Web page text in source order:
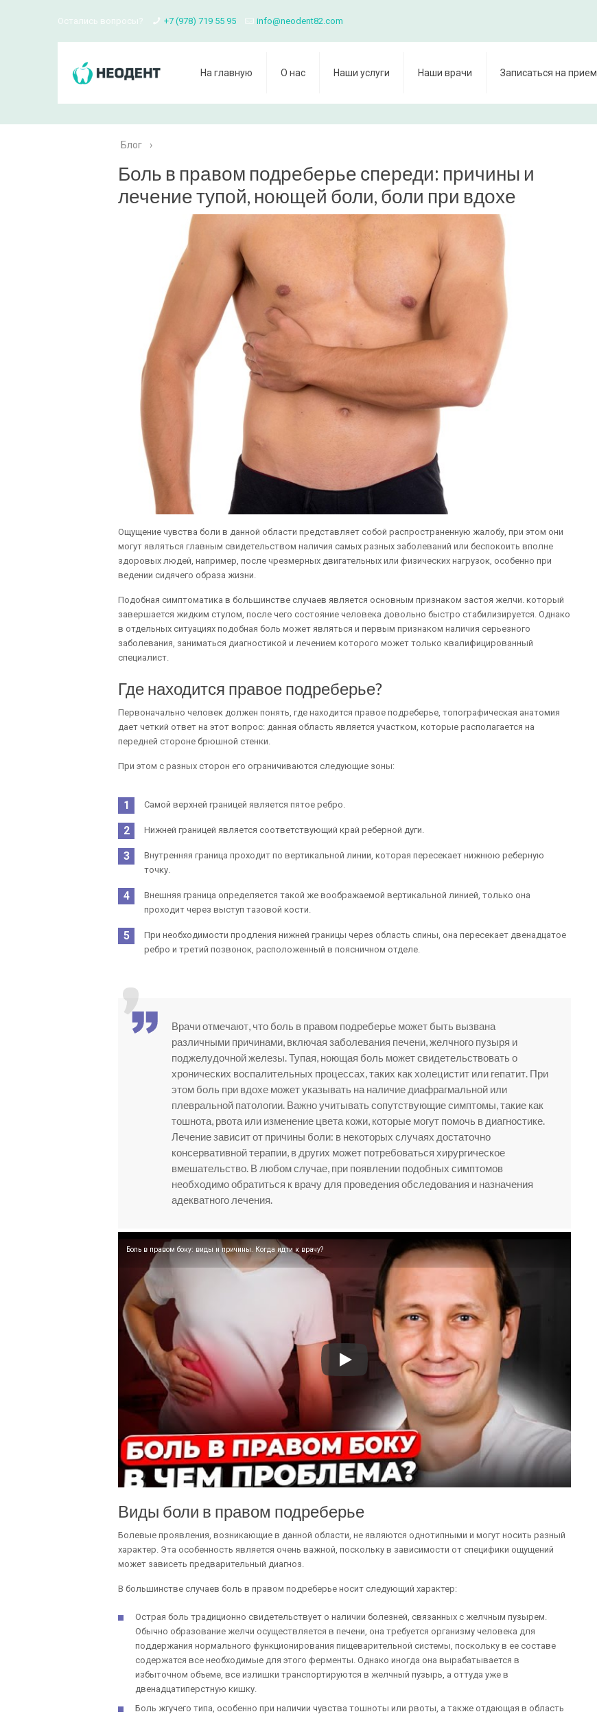
Остались вопросы? +7 (978) 719 55 95 info@neodent82.com
На главную О нас Наши услуги Наши врачи Записаться на прием
Блог ›
Боль в правом подреберье спереди: причины и
лечение тупой, ноющей боли, боли при вдохе
Ощущение чувства боли в данной области представляет собой распространенную жалобу, при этом они
могут являться главным свидетельством наличия самых разных заболеваний или беспокоить вполне
здоровых людей, например, после чрезмерных двигательных или физических нагрузок, особенно при
ведении сидячего образа жизни.
Подобная симптоматика в большинстве случаев является основным признаком застоя желчи. который
завершается жидким стулом, после чего состояние человека довольно быстро стабилизируется. Однако
в отдельных ситуациях подобная боль может являться и первым признаком наличия серьезного
заболевания, заниматься диагностикой и лечением которого может только квалифицированный
специалист.
Где находится правое подреберье?
Первоначально человек должен понять, где находится правое подреберье, топографическая анатомия
дает четкий ответ на этот вопрос: данная область является участком, которые располагается на
передней стороне брюшной стенки.
При этом с разных сторон его ограничиваются следующие зоны:
Самой верхней границей является пятое ребро.
Нижней границей является соответствующий край реберной дуги.
Внутренняя граница проходит по вертикальной линии, которая пересекает нижнюю реберную
точку.
Внешняя граница определяется такой же воображаемой вертикальной линией, только она
проходит через выступ тазовой кости.
При необходимости продления нижней границы через область спины, она пересекает двенадцатое
ребро и третий позвонок, расположенный в поясничном отделе.
Врачи отмечают, что боль в правом подреберье может быть вызвана
различными причинами, включая заболевания печени, желчного пузыря и
поджелудочной железы. Тупая, ноющая боль может свидетельствовать о
хронических воспалительных процессах, таких как холецистит или гепатит. При
этом боль при вдохе может указывать на наличие диафрагмальной или
плевральной патологии. Важно учитывать сопутствующие симптомы, такие как
тошнота, рвота или изменение цвета кожи, которые могут помочь в диагностике.
Лечение зависит от причины боли: в некоторых случаях достаточно
консервативной терапии, в других может потребоваться хирургическое
вмешательство. В любом случае, при появлении подобных симптомов
необходимо обратиться к врачу для проведения обследования и назначения
адекватного лечения.
Боль в правом боку: виды и причины. Когда идти к врачу?
Виды боли в правом подреберье
Болевые проявления, возникающие в данной области, не являются однотипными и могут носить разный
характер. Эта особенность является очень важной, поскольку в зависимости от специфики ощущений
может зависеть предварительный диагноз.
В большинстве случаев боль в правом подреберье носит следующий характер:
Острая боль традиционно свидетельствует о наличии болезней, связанных с желчным пузырем.
Обычно образование желчи осуществляется в печени, она требуется организму человека для
поддержания нормального функционирования пищеварительной системы, поскольку в ее составе
содержатся все необходимые для этого ферменты. Однако иногда она вырабатывается в
избыточном объеме, все излишки транспортируются в желчный пузырь, а оттуда уже в
двенадцатиперстную кишку.
Боль жгучего типа, особенно при наличии чувства тошноты или рвоты, а также отдающая в область